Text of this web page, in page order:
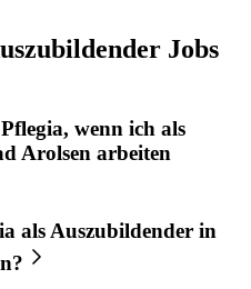
Jobs
Pflegia, wenn ich als
Arolsen arbeiten
als Auszubildender in